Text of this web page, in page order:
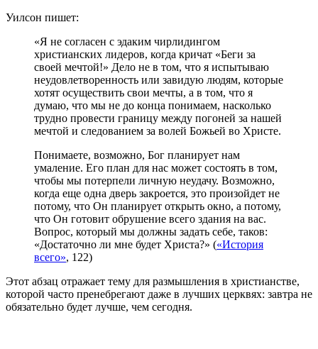
Уилсон пишет:
«Я не согласен с эдаким чирлидингом
христианских лидеров, когда кричат «Беги за
своей мечтой!» Дело не в том, что я испытываю
неудовлетворенность или завидую людям, которые
хотят осуществить свои мечты, а в том, что я
думаю, что мы не до конца понимаем, насколько
трудно провести границу между погоней за нашей
мечтой и следованием за волей Божьей во Христе.
Понимаете, возможно, Бог планирует нам
умаление. Его план для нас может состоять в том,
чтобы мы потерпели личную неудачу. Возможно,
когда еще одна дверь закроется, это произойдет не
потому, что Он планирует открыть окно, а потому,
что Он готовит обрушение всего здания на вас.
Вопрос, который мы должны задать себе, таков:
«Достаточно ли мне будет Христа?» («История
всего», 122)
Этот абзац отражает тему для размышления в христианстве,
которой часто пренебрегают даже в лучших церквях: завтра не
обязательно будет лучше, чем сегодня.